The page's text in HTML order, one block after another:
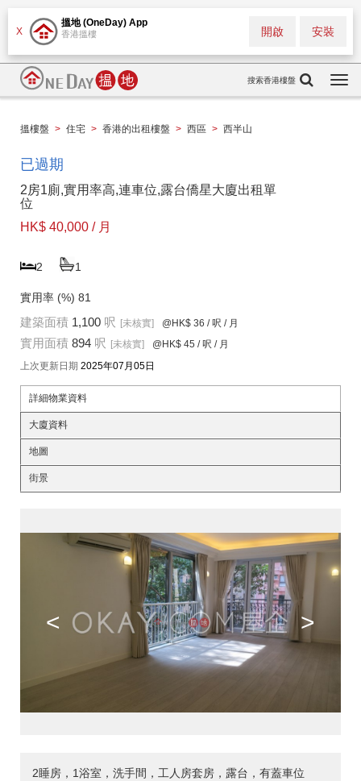
X
搵地 (OneDay) App
香港搵樓 安裝
開啟
搜索香港樓盤
搵樓盤 > 住宅 > 香港的出租樓盤 > 西區 > 西半山
已過期
2房1廁,實用率高,連車位,露台僑星大廈出租單
位
HK$ 40,000 / 月
2 1
實用率 (%) 81
建築面積 1,100 呎 [未核實] @HK$ 36 / 呎 / 月
實用面積 894 呎 [未核實] @HK$ 45 / 呎 / 月
上次更新日期 2025年07月05日
詳細物業資料
大廈資料
地圖
街景
< >
2睡房，1浴室，洗手間，工人房套房，露台，有蓋車位